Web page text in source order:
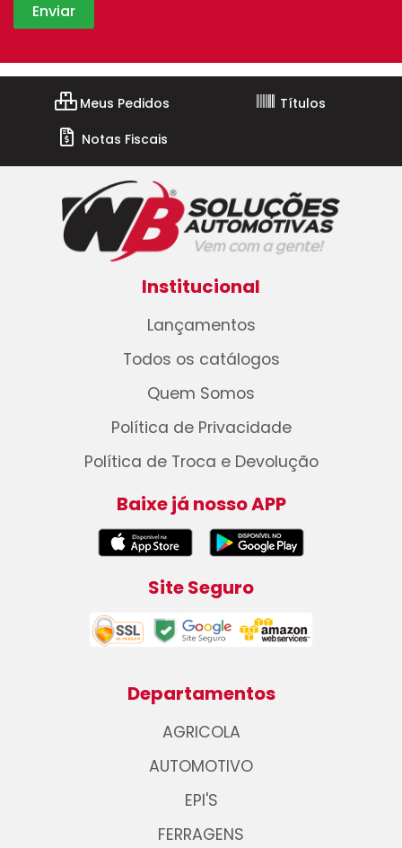
Meus Pedidos
Títulos
Notas Fiscais
Institucional
Lançamentos
Todos os catálogos
Quem Somos
Política de Privacidade
Política de Troca e Devolução
Baixe já nosso APP
Site Seguro
Departamentos
AGRICOLA
AUTOMOTIVO
EPI'S
FERRAGENS